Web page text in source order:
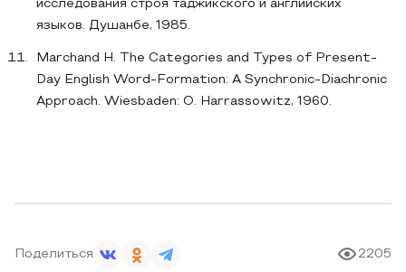
исследования строя таджикского и английских
языков. Душанбе, 1985.
Marchand H. The Categories and Types of Present-
Day English Word-Formation: A Synchronic-Diachronic
Approach. Wiesbaden: O. Harrassowitz, 1960.
Поделиться 2205